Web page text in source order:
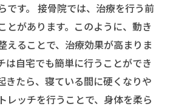
です。 接骨院では、治療を行う前
とがあります。このように、動き
えることで、治療効果が高まりま
は自宅でも簡単に行うことができ
きたら、寝ている間に硬くなりや
レッチを行うことで、身体を柔ら